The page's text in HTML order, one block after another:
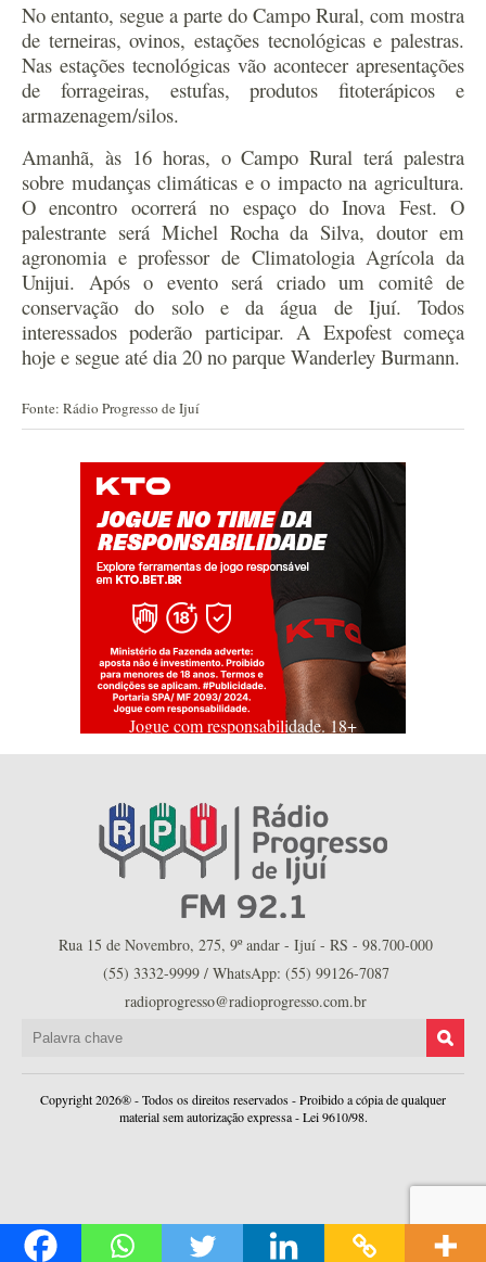
No entanto, segue a parte do Campo Rural, com mostra
de terneiras, ovinos, estações tecnológicas e palestras.
Nas estações tecnológicas vão acontecer apresentações
de forrageiras, estufas, produtos fitoterápicos e
armazenagem/silos.
Amanhã, às 16 horas, o Campo Rural terá palestra
sobre mudanças climáticas e o impacto na agricultura.
O encontro ocorrerá no espaço do Inova Fest. O
palestrante será Michel Rocha da Silva,doutorem
agronomia e professorde Climatologia Agrícola da
Unijui. Após o evento será criado um comitê de
conservação do solo e da água de Ijuí. Todos
interessados poderão participar. A Expofest começa
hoje e segue até dia 20 no parque Wanderley Burmann.
Fonte: Rádio Progresso de Ijuí
Jogue com responsabilidade. 18+
Rua 15 de Novembro, 275, 9º andar - Ijuí - RS - 98.700-000
(55) 3332-9999 / WhatsApp: (55) 99126-7087
radioprogresso@radioprogresso.com.br
Copyright 2026® - Todos os direitos reservados - Proibido a cópia de qualquer
material sem autorização expressa - Lei 9610/98.